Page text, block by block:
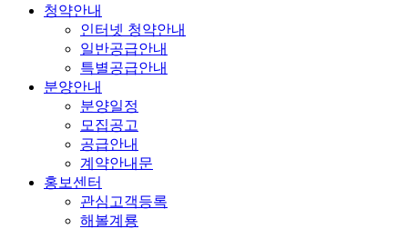
청약안내
인터넷 청약안내
일반공급안내
특별공급안내
분양안내
분양일정
모집공고
공급안내
계약안내문
홍보센터
관심고객등록
해볼계룡